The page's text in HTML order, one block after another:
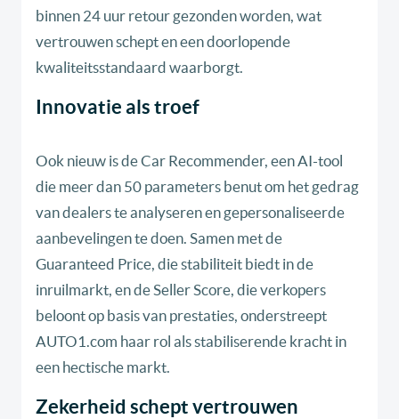
binnen 24 uur retour gezonden worden, wat
vertrouwen schept en een doorlopende
kwaliteitsstandaard waarborgt.
Innovatie als troef
Ook nieuw is de Car Recommender, een AI-tool
die meer dan 50 parameters benut om het gedrag
van dealers te analyseren en gepersonaliseerde
aanbevelingen te doen. Samen met de
Guaranteed Price, die stabiliteit biedt in de
inruilmarkt, en de Seller Score, die verkopers
beloont op basis van prestaties, onderstreept
AUTO1.com haar rol als stabiliserende kracht in
een hectische markt.
Zekerheid schept vertrouwen